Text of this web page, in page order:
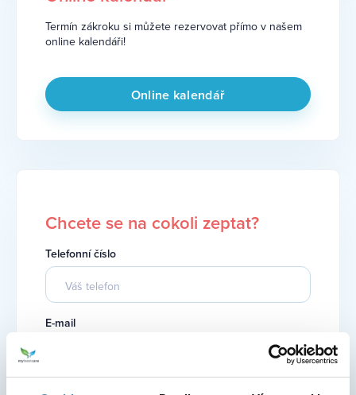
Termín zákroku si můžete rezervovat přímo v našem
online kalendáři!
Online kalendář
Chcete se na cokoli zeptat?
Telefonní číslo
E-mail
S čím Vám můžeme poradit?